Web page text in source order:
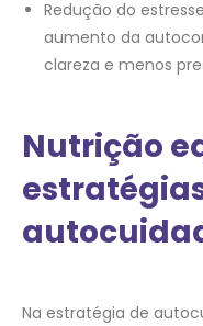
Redução do
aumento da
clareza e menos
Nutrição
Na estratégia de